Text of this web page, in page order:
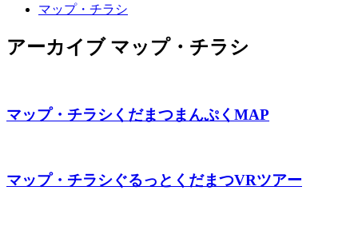
マップ・チラシ
アーカイブ マップ・チラシ
マップ・チラシ くだまつまんぷくMAP
マップ・チラシぐるっとくだまつVRツアー